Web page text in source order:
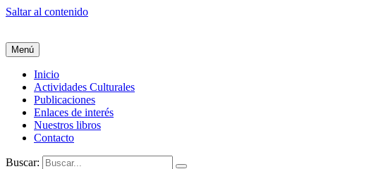
Saltar al contenido
Menú
Inicio
Actividades Culturales
Publicaciones
Enlaces de interés
Nuestros libros
Contacto
Buscar: